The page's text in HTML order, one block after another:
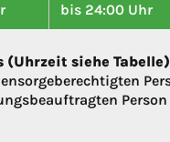
bis 24:00 Uhr
siehe